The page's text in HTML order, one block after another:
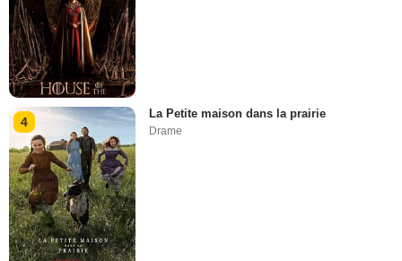
4
La Petite maison dans la prairie
Drame